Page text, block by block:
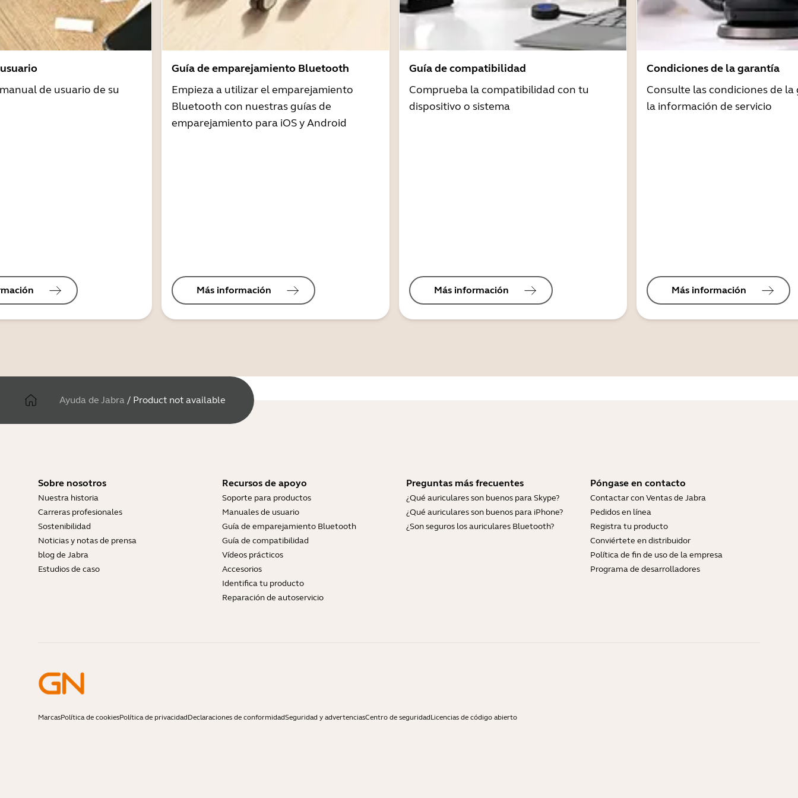
de usuario de su
Guía de emparejamiento Bluetooth
Empieza a utilizar el emparejamiento
Bluetooth con nuestras guías de
emparejamiento para iOS y Android
Más información
Guía de compatibilidad
Comprueba la compatibilidad con tu
dispositivo o sistema
Más información
Condiciones de la garantía
Consulte las condiciones de la
la información de servicio
Más información
Ayuda de Jabra / Product not available
Sobre nosotros
Nuestra historia
Carreras profesionales
Sostenibilidad
Noticias y notas de prensa
blog de Jabra
Estudios de caso
Recursos de apoyo
Soporte para productos
Manuales de usuario
Guía de emparejamiento Bluetooth
Guía de compatibilidad
Vídeos prácticos
Accesorios
Identifica tu producto
Reparación de autoservicio
Preguntas más frecuentes
¿Qué auriculares son buenos para Skype?
¿Qué auriculares son buenos para iPhone?
¿Son seguros los auriculares Bluetooth?
Póngase en contacto
Contactar con Ventas de Jabra
Pedidos en línea
Registra tu producto
Conviértete en distribuidor
Política de fin de uso de la empresa
Programa de desarrolladores
MarcasPolítica de cookiesPolítica de privacidadDeclaraciones de conformidadSeguridad y advertenciasCentro de seguridadLicencias de código abierto